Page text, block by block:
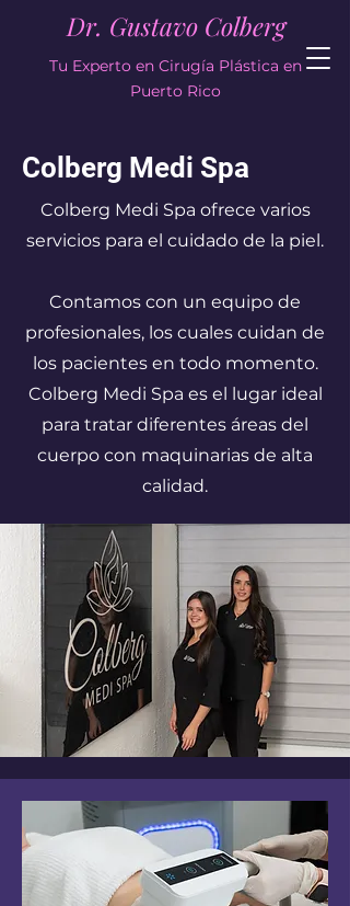
Dr. Gustavo Colberg
Tu Experto en Cirugía Plástica en
Puerto Rico
Colberg Medi Spa
Colberg Medi Spa ofrece varios
servicios para el cuidado de la piel.
Contamos con un equipo de
profesionales, los cuales cuidan de
los pacientes en todo momento.
Colberg Medi Spa es el lugar ideal
para tratar diferentes áreas del
cuerpo con maquinarias de alta
calidad.